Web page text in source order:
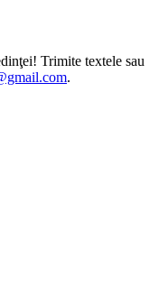
Trimite textele sau
.